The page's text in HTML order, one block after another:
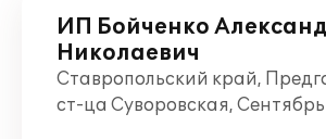
ИП Бойченко
Николаевич
Ставропольский край,
ст-ца Суворовская,